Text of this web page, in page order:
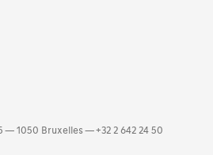
(16)
et industrielle (9)
et de services (13)
financière (3)
— 1050 Bruxelles — +32 2 642 24 50